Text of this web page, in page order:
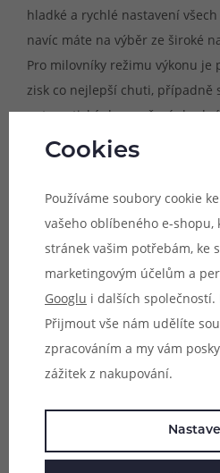
hladké a rychlé nastavení
navíc máte na výběr ze široké
Pro milovníky režimu výkonu je
zisk co nejlepší chuti, případně
automatické doporučení
uživatelé se mohou těšit na
Cookies
Používáme soubory cookie
vašeho oblíbeného e-
stránek vašim potřebám, ke
marketingovým účelům a
Googlu i dalších
Přijmout vše nám udělíte
zpracováním a my vám
zážitek z nakupování.